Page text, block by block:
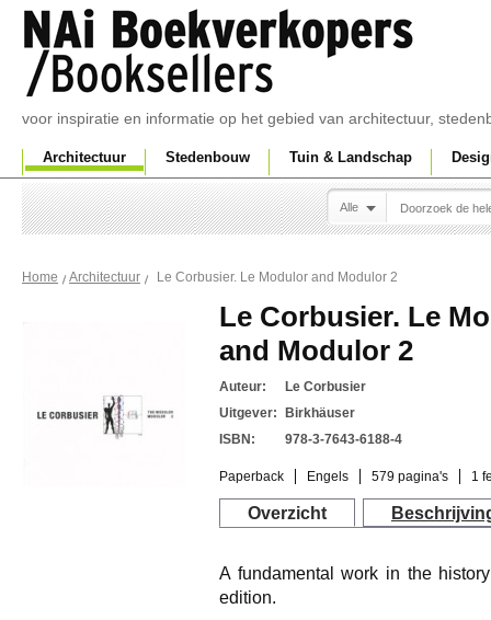
voor inspiratie en informatie op het gebied van architectuur,
Architectuur Stedenbouw Tuin & Landschap
Alle
Home Architectuur Le Corbusier. Le Modulor and Modulor 2
Le Corbusier. Le
and Modulor 2
Auteur:
Le Corbusier
Uitgever:
Birkhäuser
ISBN:
978-3-7643-6188-4
Paperback Engels 579 pagina's 1
Overzicht
A fundamental work in the
edition.